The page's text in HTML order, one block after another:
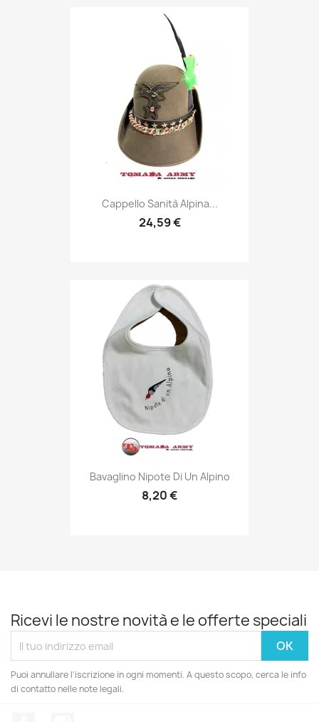
Anteprima
Cappello Sanità Alpina...
24,59 €
 Anteprima
Bavaglino Nipote Di Un Alpino
8,20 €
Ricevi le nostre novità e le offerte speciali
Puoi annullare l'iscrizione in ogni momenti. A questo scopo, cerca le info
di contatto nelle note legali.